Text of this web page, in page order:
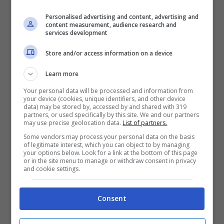
di Lido Adriano che danzano a ritmo di
musica, concerti all’alba nelle spiagge.
L’attore Ivano Marescotti porterà il suo
poi, il tour in bici nei luoghi di Summertime
(la tv serie dell’estate 2020), le sonorità
etniche e fusion dei concerti di Spiagge
Soul, escursioni in pinete, in diga, nelle
saline, nei boschi e riserve naturali nelle
ore più belle.
Personalised advertising and content, advertising and
content measurement, audience research and
services development
Store and/or access information on a device
Learn more
Your personal data will be processed and information from
your device (cookies, unique identifiers, and other device
data) may be stored by, accessed by and shared with 319
partners, or used specifically by this site. We and our partners
may use precise geolocation data. List of partners.
Some vendors may process your personal data on the basis
of legitimate interest, which you can object to by managing
your options below. Look for a link at the bottom of this page
or in the site menu to manage or withdraw consent in privacy
and cookie settings.
Consent